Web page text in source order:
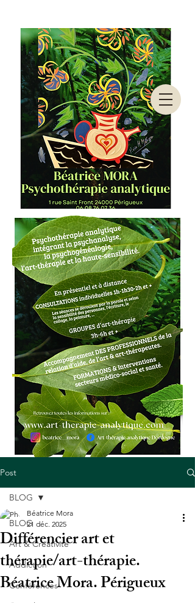
Post
BLOG
Art & Créativité
Addiction
Conférences
BLOG
Différencier art et
thérapie/art-thérapie.
Béatrice Mora. Périgueux
Béatrice Mora
21 déc. 2025